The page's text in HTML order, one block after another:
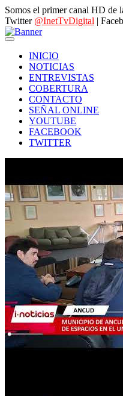
Somos el primer canal HD de
Twitter @InetTvDigital |
INICIO
NOTICIAS
ENTREVISTAS
COBERTURA
CONTACTO
SEÑAL ONLINE
YOUTUBE
FACEBOOK
TWITTER